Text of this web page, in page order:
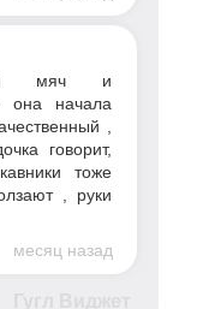
мяч и
она начала
,
говорит,
тоже
, руки
месяц назад